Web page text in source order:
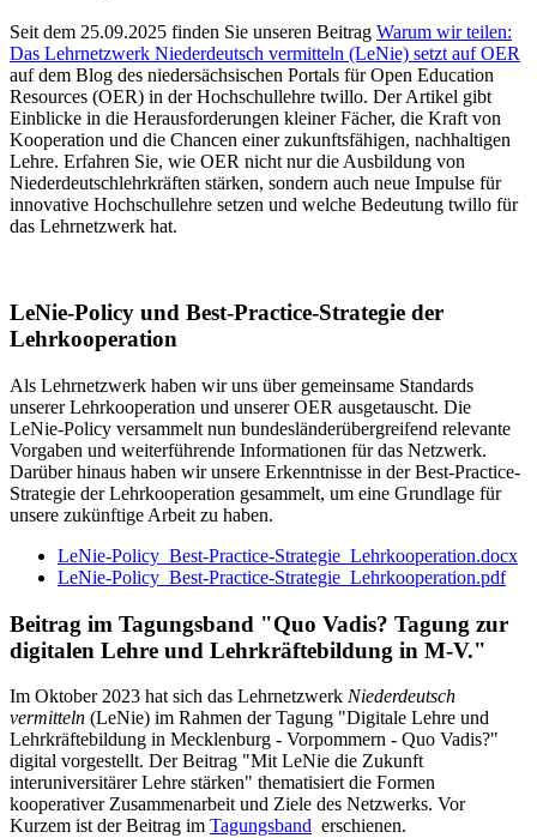
Seit dem 25.09.2025 finden Sie unseren Beitrag Warum wir teilen:
Das Lehrnetzwerk Niederdeutsch vermitteln (LeNie) setzt auf OER
auf dem Blog des niedersächsischen Portals für Open Education
Resources (OER) in der Hochschullehre twillo. Der Artikel gibt
Einblicke in die Herausforderungen kleiner Fächer, die Kraft von
Kooperation und die Chancen einer zukunftsfähigen, nachhaltigen
Lehre. Erfahren Sie, wie OER nicht nur die Ausbildung von
Niederdeutschlehrkräften stärken, sondern auch neue Impulse für
innovative Hochschullehre setzen und welche Bedeutung twillo für
das Lehrnetzwerk hat.
LeNie-Policy und Best-Practice-Strategie der
Lehrkooperation
Als Lehrnetzwerk haben wir uns über gemeinsame Standards
unserer Lehrkooperation und unserer OER ausgetauscht. Die
LeNie-Policy versammelt nun bundesländerübergreifend relevante
Vorgaben und weiterführende Informationen für das Netzwerk.
Darüber hinaus haben wir unsere Erkenntnisse in der Best-Practice-
Strategie der Lehrkooperation gesammelt, um eine Grundlage für
unsere zukünftige Arbeit zu haben.
LeNie-Policy_Best-Practice-Strategie_Lehrkooperation.docx
LeNie-Policy_Best-Practice-Strategie_Lehrkooperation.pdf
Beitrag im Tagungsband "Quo Vadis? Tagung zur
digitalen Lehre und Lehrkräftebildung in M-V."
Im Oktober 2023 hat sich das Lehrnetzwerk Niederdeutsch
vermitteln (LeNie) im Rahmen der Tagung "Digitale Lehre und
Lehrkräftebildung in Mecklenburg - Vorpommern - Quo Vadis?"
digital vorgestellt. Der Beitrag "Mit LeNie die Zukunft
interuniversitärer Lehre stärken" thematisiert die Formen
kooperativer Zusammenarbeit und Ziele des Netzwerks. Vor
Kurzem ist der Beitrag im Tagungsband erschienen.